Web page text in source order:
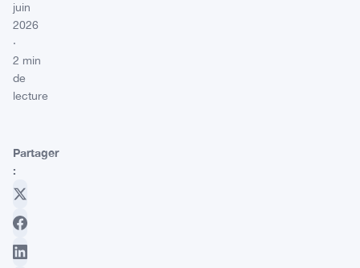
juin
2026
·
2 min
de
lecture
Partager
: